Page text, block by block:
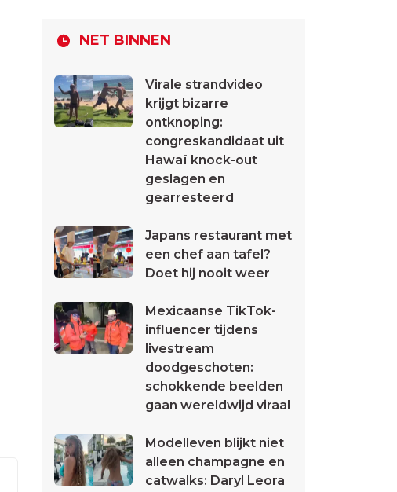
NET BINNEN
Virale strandvideo
krijgt bizarre
ontknoping:
congreskandidaat uit
Hawaï knock-out
geslagen en
gearresteerd
Japans restaurant met
een chef aan tafel?
Doet hij nooit weer
Mexicaanse TikTok-
influencer tijdens
livestream
doodgeschoten:
schokkende beelden
gaan wereldwijd viraal
Modelleven blijkt niet
alleen champagne en
catwalks: Daryl Leora